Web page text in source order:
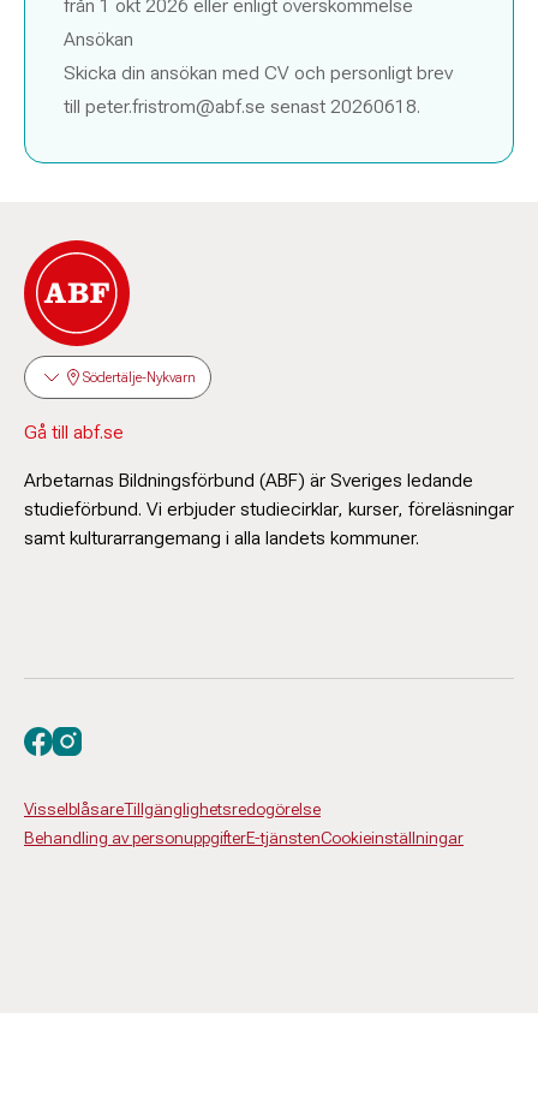
från 1 okt 2026 eller enligt överskommelse
Ansökan
Skicka din ansökan med CV och personligt brev
till peter.fristrom@abf.se senast 20260618.
Södertälje-Nykvarn
Gå till abf.se
Arbetarnas Bildningsförbund (ABF) är Sveriges ledande
studieförbund. Vi erbjuder studiecirklar, kurser, föreläsningar
samt kulturarrangemang i alla landets kommuner.
VisselblåsareTillgänglighetsredogörelse
Behandling av personuppgifterE-tjänstenCookieinställningar
Besök oss på facebook
Besök oss på instagram